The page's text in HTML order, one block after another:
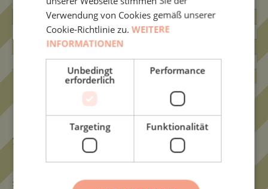
0,5 g
davon gesättigt:
0,1 g
Ballaststoffe:
0,02 g
395,0 kcal/1654,0 kJ
180
30,80€
17,11
Verwendung von Cookies gemäß unserer
Cookie-Richtlinie zu.WEITERE
INFORMATIONEN
Unbedingt
erforderlich
Performance
Targeting Funktionalität